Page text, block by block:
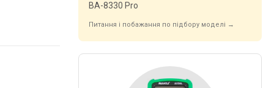
BA-8330 Pro
Питання і побажання по підбору моделі →